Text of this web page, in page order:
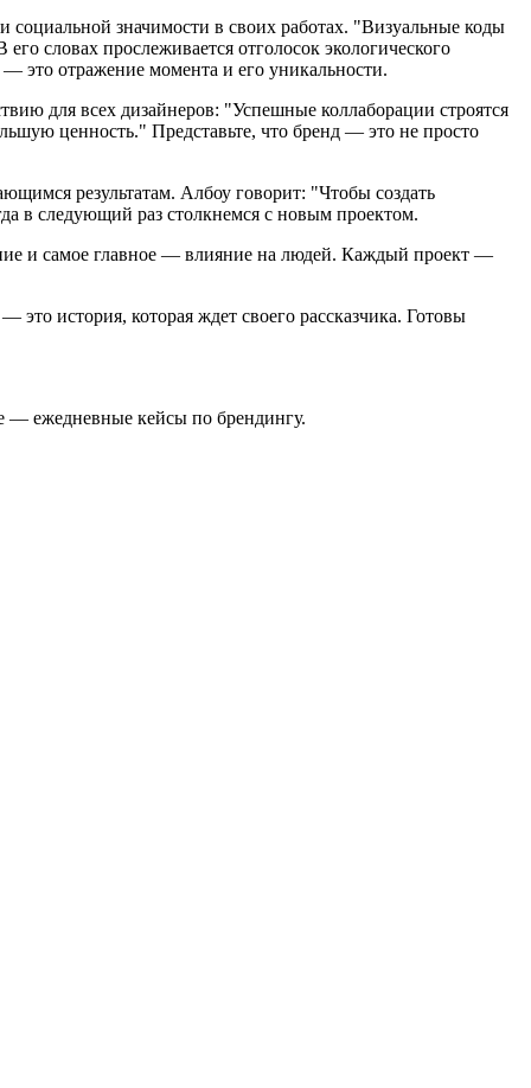
значимости в своих работах. "Визуальные коды
словах прослеживается отголосок экологического
это отражение момента и его уникальности.
для всех дизайнеров: "Успешные коллаборации строятся
ценность." Представьте, что бренд — это не просто
результатам. Албоу говорит: "Чтобы создать
в следующий раз столкнемся с новым проектом.
и самое главное — влияние на людей. Каждый проект —
история, которая ждет своего рассказчика. Готовы
— ежедневные кейсы по брендингу.